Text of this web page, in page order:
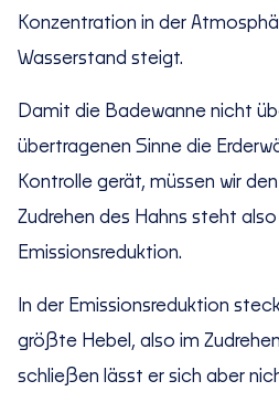
Konzentration in der
Wasserstand steigt.
Damit die Badewanne nicht
übertragenen Sinne die
Kontrolle gerät, müssen wir
Zudrehen des Hahns steht
Emissionsreduktion.
In der Emissionsreduktion
größte Hebel, also im
schließen lässt er sich aber